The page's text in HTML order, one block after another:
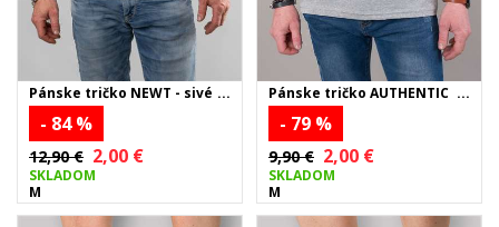
Pánske tričko NEWT - sivé
- 84 %
12,90 € 2,00 €
SKLADOM
M
Pánske tričko AUTHENTIC
SPORT - sivé
- 79 %
9,90 € 2,00 €
SKLADOM
M